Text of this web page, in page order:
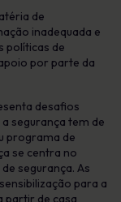
de
inadequada e
políticas de
por parte da
desafios
segurança tem de
programa de
se centra no
segurança. As
para a
partir de casa